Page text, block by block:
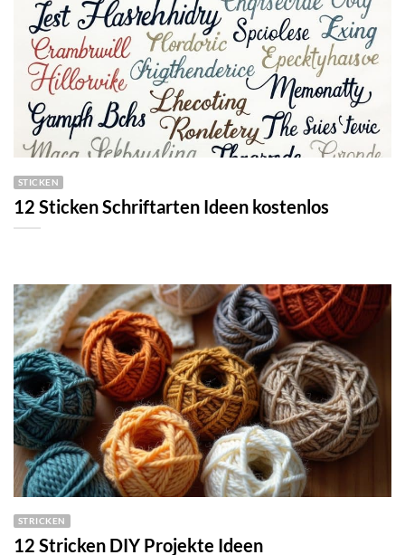
STICKEN
12 Sticken Schriftarten Ideen kostenlos
STRICKEN
12 Stricken DIY Projekte Ideen